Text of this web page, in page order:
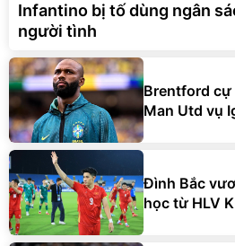
Infantino bị tố dùng ngân
người tình
Brentford cự
Man Utd vụ
Đình Bắc
học từ HLV